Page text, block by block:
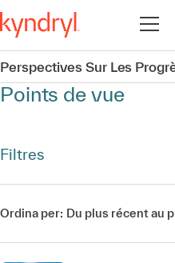
Ouvrir
Perspectives Sur Les
Points de vue
Filtres
Ordina per: Du plus récent au